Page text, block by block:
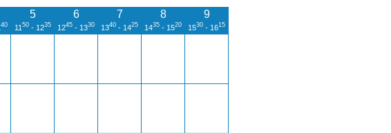
40
5
11 50- 1235
6
1245 - 1330
7
1340 - 1425
8
1435 - 1520
9
1530 - 1615